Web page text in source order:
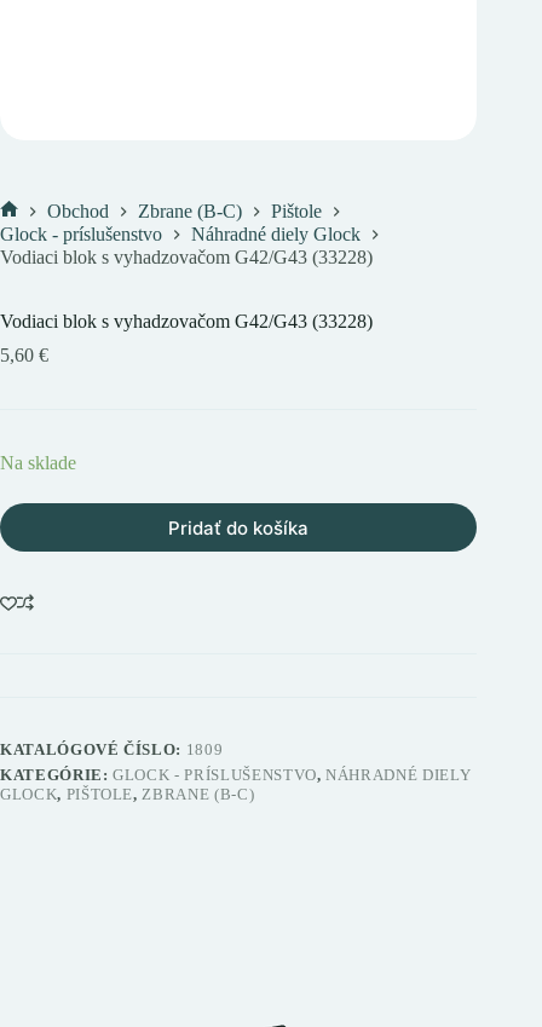
Domov
Obchod Zbrane (B-C)
Pištole
Glock - príslušenstvo
Náhradné diely Glock
Vodiaci blok s vyhadzovačom G42/G43 (33228)
Vodiaci blok s vyhadzovačom G42/G43 (33228)
5,60 €
Na sklade
Pridať do košíka
KATALÓGOVÉ ČÍSLO: 1809
KATEGÓRIE:GLOCK - PRÍSLUŠENSTVO,NÁHRADNÉ DIELY
GLOCK, PIŠTOLE,ZBRANE (B-C)